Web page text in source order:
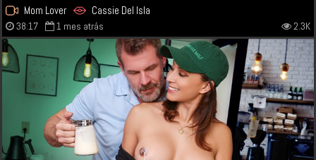
Mom Lover Cassie Del Isla
38:17 1 mes atrás 2.3K